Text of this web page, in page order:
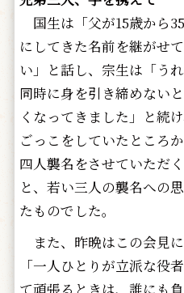
国生は「父が15歳から
にしてきた名前を継がせ
い」と話し、宗生は「う
同時に身を引き締めない
くなってきました」と続
ごっこをしていたところ
四人襲名をさせていただ
と、若い三人の襲名への
たものでした。
また、昨晩はこの会見に
「一人ひとりが立派な役
て頑張るときは、誰にも